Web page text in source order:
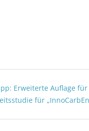
Erweiterte Auflage
für